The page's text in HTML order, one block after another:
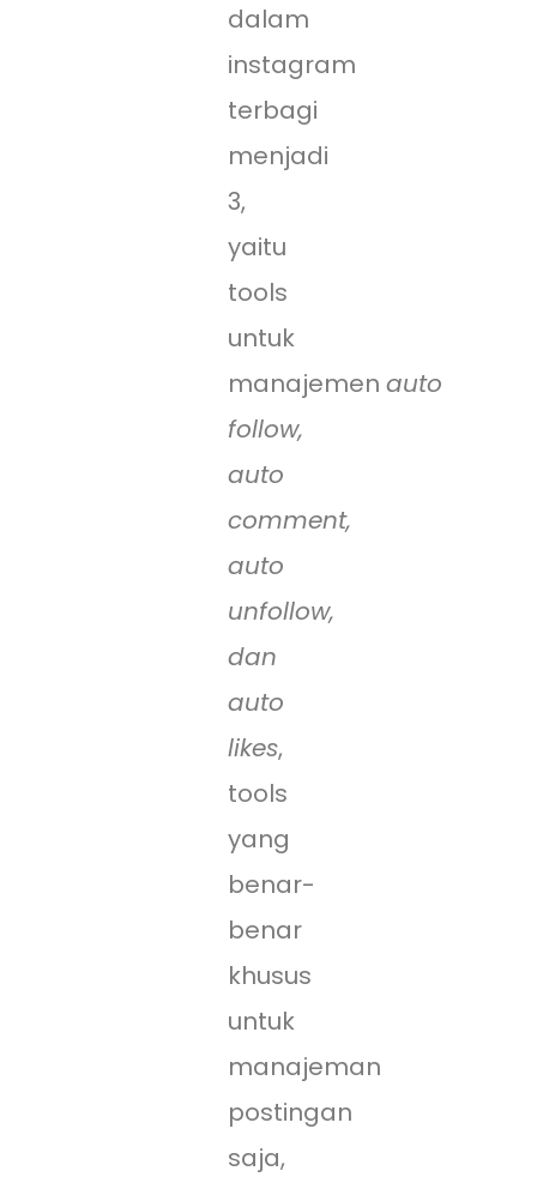
dalam
instagram
terbagi
menjadi
3,
yaitu
tools
untuk
manajemen auto
follow,
auto
comment,
auto
unfollow,
dan
auto
likes,
tools
yang
benar-
benar
khusus
untuk
manajeman
postingan
saja,